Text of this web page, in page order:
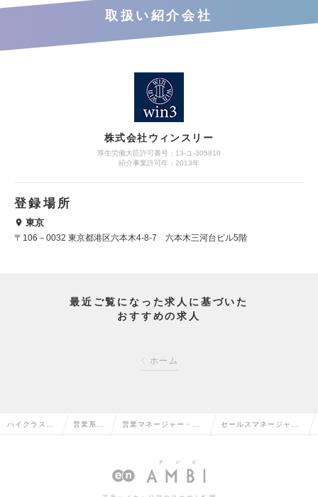
取扱い紹介会社
株式会社ウィンスリー
厚生労働大臣許可番号：13-ユ-305810
紹介事業許可年：2013年
登録場所
東京
〒106－0032 東京都港区六本木4-8-7 六本木三河台ビル5階
最近ご覧になった求人に基づいた
おすすめの求人
ホーム
ハイクラス求 営業系の 営業マネージャー・管 セールスマネージャー